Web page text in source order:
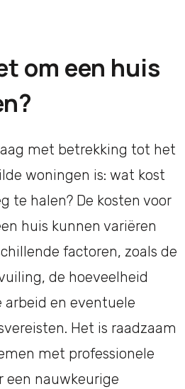
om een huis
met betrekking tot het
woningen is: wat kost
te halen? De kosten voor
huis kunnen variëren
factoren, zoals de
de hoeveelheid
en eventuele
Het is raadzaam
met professionele
een nauwkeurige